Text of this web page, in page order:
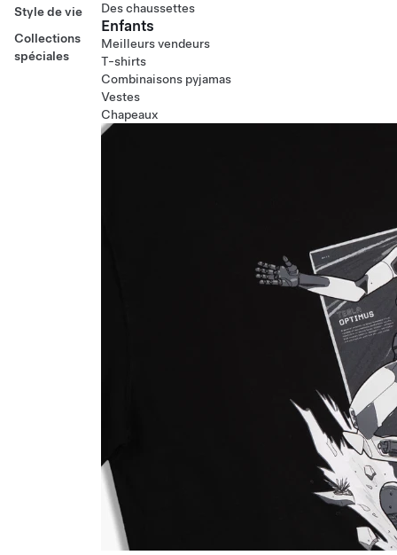
Style de vie
Collections
spéciales
Des chaussettes
Enfants
Meilleurs vendeurs
T-shirts
Combinaisons pyjamas
Vestes
Chapeaux